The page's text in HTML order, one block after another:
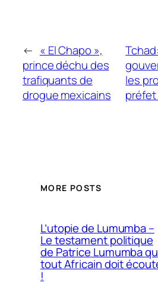
← « El Chapo »,
prince déchu des
trafiquants de
drogue mexicains
les
préfet
MORE POSTS
L’utopie de Lumumba –
Le testament politique
de Patrice Lumumba
tout Africain doit
!